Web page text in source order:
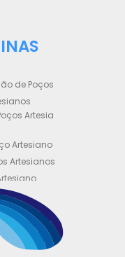
de Poços
Artesia
Artesiano
Artesianos
Artesiano
Artesiano